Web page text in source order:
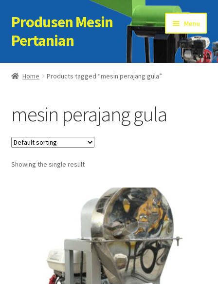
Skip
to
navigation
Skip
to
content
Produsen Mesin
Pertanian
Menu
Home
Cart
Checkout
Kontak Kami
Home Products tagged “mesin perajang gula”
mesin perajang gula
Showing the single result